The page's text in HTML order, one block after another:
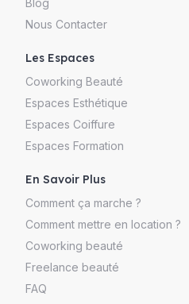
Nous Contacter
Les Espaces
Coworking Beauté
Espaces Esthétique
Espaces Coiffure
Espaces Formation
En Savoir Plus
Comment ça marche ?
Comment mettre en location ?
Coworking beauté
Freelance beauté
FAQ